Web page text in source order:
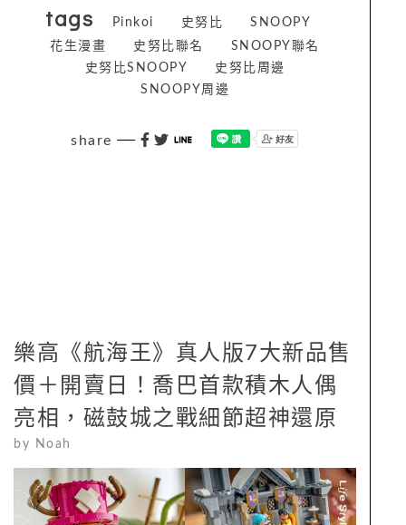
tags Pinkoi 史努比
SNOOPY
花生漫畫
史努比聯名
SNOOPY聯名
史努比SNOOPY
史努比周邊
SNOOPY周邊
share
樂高《航海王》真人版7大新品售
價＋開賣日！喬巴首款積木人偶
亮相，磁鼓城之戰細節超神還原
by Noah